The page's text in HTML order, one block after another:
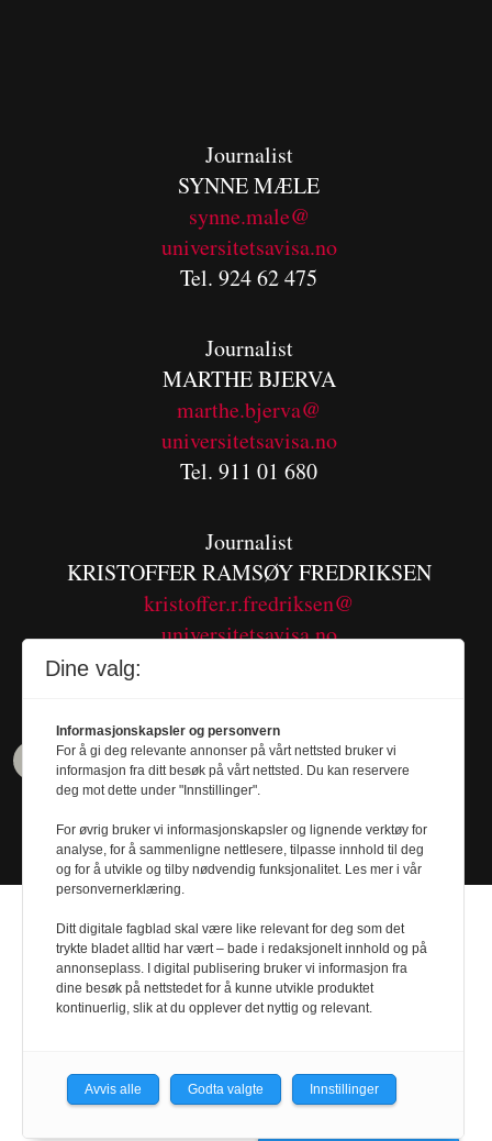
Journalist
SYNNE MÆLE
synne.male@
universitetsavisa.no
Tel. 924 62 475
Journalist
MARTHE BJERVA
marthe.bjerva@
universitetsavisa.no
Tel. 911 01 680
Journalist
KRISTOFFER RAMSØY FREDRIKSEN
kristoffer.r.fredriksen@
universitetsavisa.no
Design byNordström Design- Powered by
Dine valg:
Informasjonskapsler og personvern
For å gi deg relevante annonser på vårt nettsted bruker vi
informasjon fra ditt besøk på vårt nettsted. Du kan reservere
deg mot dette under "Innstillinger".
For øvrig bruker vi informasjonskapsler og lignende verktøy for
analyse, for å sammenligne nettlesere, tilpasse innhold til deg
og for å utvikle og tilby nødvendig funksjonalitet. Les mer i vår
personvernerklæring.
Ditt digitale fagblad skal være like relevant for deg som det
trykte bladet alltid har vært – bade i redaksjonelt innhold og på
annonseplass. I digital publisering bruker vi informasjon fra
dine besøk på nettstedet for å kunne utvikle produktet
kontinuerlig, slik at du opplever det nyttig og relevant.
Avvis alle Godta valgte Innstillinger